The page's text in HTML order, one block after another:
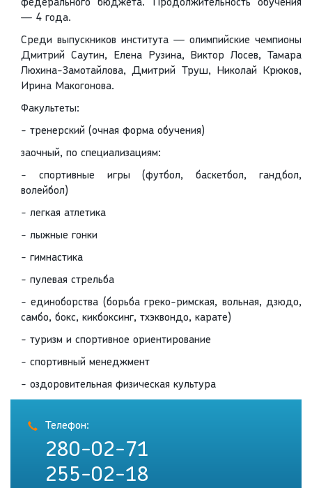
федерального бюджета. Продолжительность обучения
— 4 года.
Среди выпускников института — олимпийские чемпионы
Дмитрий Саутин, Елена Рузина, Виктор Лосев, Тамара
Люхина-Замотайлова, Дмитрий Труш, Николай Крюков,
Ирина Макогонова.
Факультеты:
- тренерский (очная форма обучения)
заочный, по специализациям:
- спортивные игры (футбол, баскетбол, гандбол,
волейбол)
- легкая атлетика
- лыжные гонки
- гимнастика
- пулевая стрельба
- единоборства (борьба греко-римская, вольная, дзюдо,
самбо, бокс, кикбоксинг, тхэквондо, карате)
- туризм и спортивное ориентирование
- спортивный менеджмент
- оздоровительная физическая культура
Телефон:
280-02-71
255-02-18